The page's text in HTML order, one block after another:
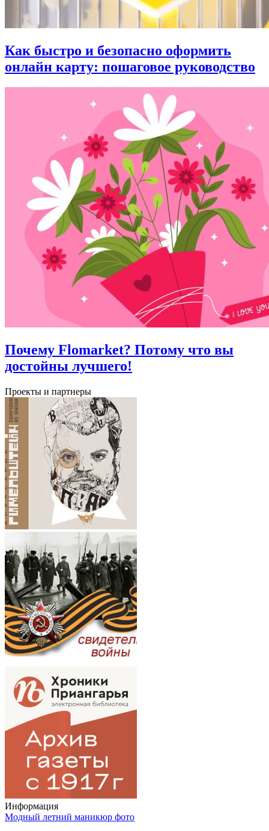
Как быстро и безопасно оформить
онлайн карту: пошаговое руководство
Почему Flomarket? Потому что вы
достойны лучшего!
Проекты и партнеры
Информация
Модный летний маникюр фото